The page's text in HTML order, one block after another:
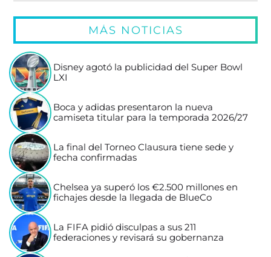
MÁS NOTICIAS
Disney agotó la publicidad del Super Bowl
LXI
Boca y adidas presentaron la nueva
camiseta titular para la temporada 2026/27
La final del Torneo Clausura tiene sede y
fecha confirmadas
Chelsea ya superó los €2.500 millones en
fichajes desde la llegada de BlueCo
La FIFA pidió disculpas a sus 211
federaciones y revisará su gobernanza